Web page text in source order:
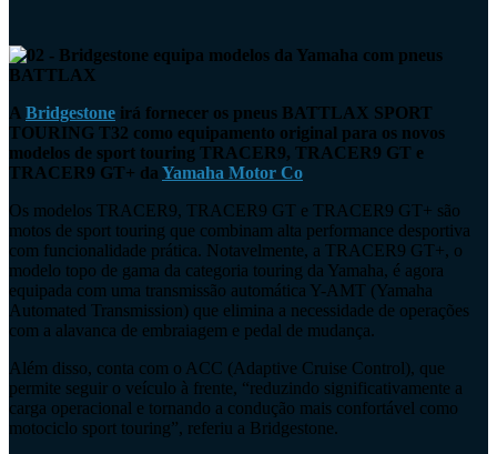
A Bridgestone irá fornecer os pneus BATTLAX SPORT
TOURING T32 como equipamento original para os novos
modelos de sport touring TRACER9, TRACER9 GT e
TRACER9 GT+ da Yamaha Motor Co
Os modelos TRACER9, TRACER9 GT e TRACER9 GT+ são
motos de sport touring que combinam alta performance desportiva
com funcionalidade prática. Notavelmente, a TRACER9 GT+, o
modelo topo de gama da categoria touring da Yamaha, é agora
equipada com uma transmissão automática Y-AMT (Yamaha
Automated Transmission) que elimina a necessidade de operações
com a alavanca de embraiagem e pedal de mudança.
Além disso, conta com o ACC (Adaptive Cruise Control), que
permite seguir o veículo à frente, “reduzindo significativamente a
carga operacional e tornando a condução mais confortável como
motociclo sport touring”, referiu a Bridgestone.